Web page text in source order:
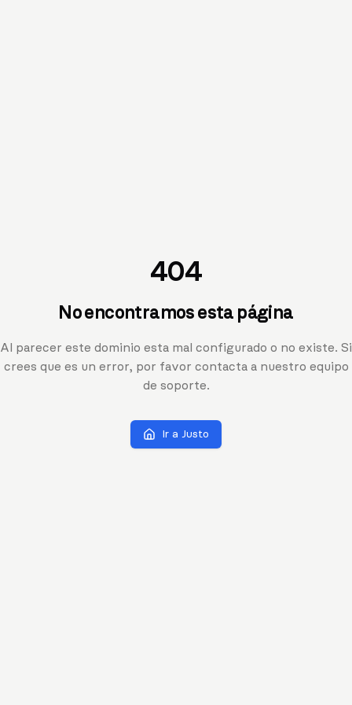
404
No encontramos esta página
Al parecer este dominio esta mal configurado o no existe. Si
crees que es un error, por favor contacta a nuestro equipo
de soporte.
Ir a Justo